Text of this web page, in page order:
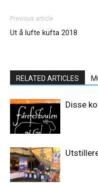
Previous article
Ut å lufte kufta 2018
RELATED ARTICLES
Disse